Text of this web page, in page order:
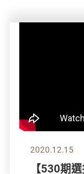
2020.12.15
【530期